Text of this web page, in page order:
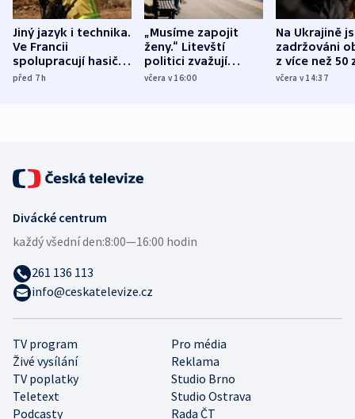
Jiný jazyk i technika.
Ve Francii
spolupracují hasiči z
různých zemí
před 7h
„Musíme zapojit
ženy.“ Litevští
politici zvažují
dohodu o
včera v 16:00
Na Ukrajině
zadržováni
z více než 50
Bojovali na
včera v 14:37
TV program
Pro média
Živé vysílání
Reklama
TV poplatky
Studio Brno
Teletext
Studio Ostrava
Podcasty
Rada ČT
Divácké centrum
každý všední den:8:00—16:00 hodin
261 136 113
info@ceskatelevize.cz